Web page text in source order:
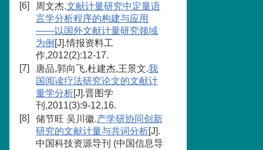
[6]
周文杰.文献计量研究中定量语
言学分析程序的构建与应用
——以国外文献计量研究领域
为例 [J].情报资料工
作,2012(2):12-17.
[7]
唐品,郭向飞,杜建杰,王景文.我
国阅读疗法研究论文的文献计
量学分析[J].晋图学
刊,2011(3):9-12,16.
[8]
储节旺 吴川徽.产学研协同创新
研究的文献计量与共词分析[J].
中国科技资源导刊 (中国信息导